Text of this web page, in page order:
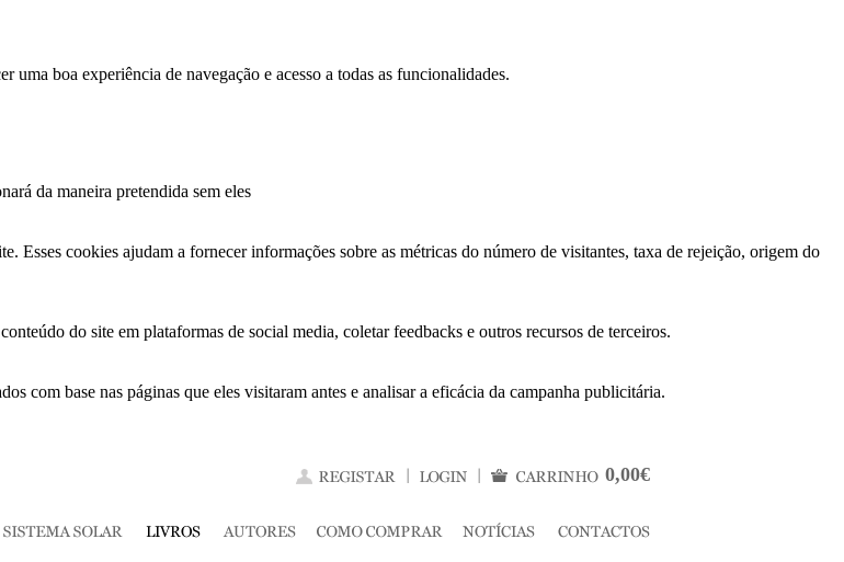
boa experiência de navegação e acesso a todas as funcionalidades.
da maneira pretendida sem eles
Esses cookies ajudam a fornecer informações sobre as métricas do número de visitantes, taxa de rejeição, origem do
do site em plataformas de social media, coletar feedbacks e outros recursos de terceiros.
com base nas páginas que eles visitaram antes e analisar a eficácia da campanha publicitária.
0,00€